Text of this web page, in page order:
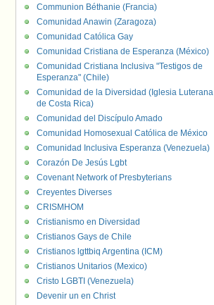
Communion Béthanie (Francia)
Comunidad Anawin (Zaragoza)
Comunidad Católica Gay
Comunidad Cristiana de Esperanza (México)
Comunidad Cristiana Inclusiva "Testigos de
Esperanza" (Chile)
Comunidad de la Diversidad (Iglesia Luterana
de Costa Rica)
Comunidad del Discípulo Amado
Comunidad Homosexual Católica de México
Comunidad Inclusiva Esperanza (Venezuela)
Corazón De Jesús Lgbt
Covenant Network of Presbyterians
Creyentes Diverses
CRISMHOM
Cristianismo en Diversidad
Cristianos Gays de Chile
Cristianos lgttbiq Argentina (ICM)
Cristianos Unitarios (Mexico)
Cristo LGBTI (Venezuela)
Devenir un en Christ